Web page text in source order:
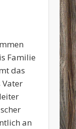
Familie
das
Vater
an